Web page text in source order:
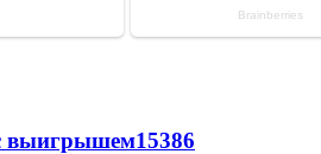
выигрышем15386